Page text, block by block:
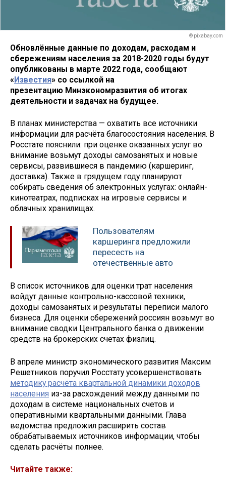
© pixabay.com
Обновлённые данные по доходам, расходам и
сбережениям населения за 2018-2020 годы будут
опубликованы в марте 2022 года, сообщают
«Известия» со ссылкой на
презентацию Минэкономразвития об итогах
деятельности и задачах на будущее.
В планах министерства — охватить все источники
информации для расчёта благосостояния населения. В
Росстате пояснили: при оценке оказанных услуг во
внимание возьмут доходы самозанятых и новые
сервисы, развившиеся в пандемию (каршеринг,
доставка). Также в грядущем году планируют
собирать сведения об электронных услугах: онлайн-
кинотеатрах, подписках на игровые сервисы и
облачных хранилищах.
Пользователям
каршеринга предложили
пересесть на
отечественные авто
В список источников для оценки трат населения
войдут данные контрольно-кассовой техники,
доходы самозанятых и результаты переписи малого
бизнеса. Для оценки сбережений россиян возьмут во
внимание сводки Центрального банка о движении
средств на брокерских счетах физлиц.
В апреле министр экономического развития Максим
Решетников поручил Росстату усовершенствовать
методику расчёта квартальной динамики доходов
населения из-за расхождений между данными по
доходам в системе национальных счетов и
оперативными квартальными данными. Глава
ведомства предложил расширить состав
обрабатываемых источников информации, чтобы
сделать расчёты полнее.
Читайте также: